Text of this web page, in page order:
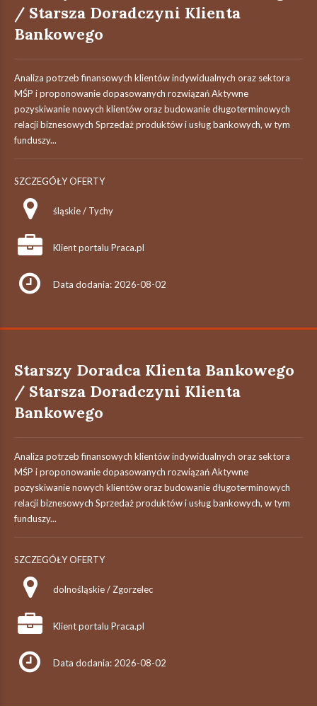
/ Starsza Doradczyni Klienta
Bankowego
Analiza potrzeb finansowych klientów indywidualnych oraz sektora
MŚP i proponowanie dopasowanych rozwiązań Aktywne
pozyskiwanie nowych klientów oraz budowanie długoterminowych
relacji biznesowych Sprzedaż produktów i usług bankowych, w tym
funduszy...
SZCZEGÓŁY OFERTY
śląskie / Tychy
Klient portalu Praca.pl
Data dodania: 2026-08-02
Starszy Doradca Klienta Bankowego
/ Starsza Doradczyni Klienta
Bankowego
Analiza potrzeb finansowych klientów indywidualnych oraz sektora
MŚP i proponowanie dopasowanych rozwiązań Aktywne
pozyskiwanie nowych klientów oraz budowanie długoterminowych
relacji biznesowych Sprzedaż produktów i usług bankowych, w tym
funduszy...
SZCZEGÓŁY OFERTY
dolnośląskie / Zgorzelec
Klient portalu Praca.pl
Data dodania: 2026-08-02